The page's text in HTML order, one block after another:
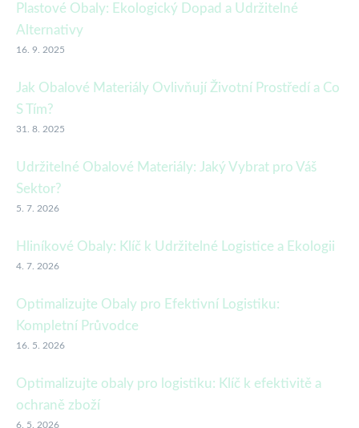
Plastové Obaly: Ekologický Dopad a Udržitelné
Alternativy
16. 9. 2025
Jak Obalové Materiály Ovlivňují Životní Prostředí a Co
S Tím?
31. 8. 2025
Udržitelné Obalové Materiály: Jaký Vybrat pro Váš
Sektor?
5. 7. 2026
Hliníkové Obaly: Klíč k Udržitelné Logistice a Ekologii
4. 7. 2026
Optimalizujte Obaly pro Efektivní Logistiku:
Kompletní Průvodce
16. 5. 2026
Optimalizujte obaly pro logistiku: Klíč k efektivitě a
ochraně zboží
6. 5. 2026